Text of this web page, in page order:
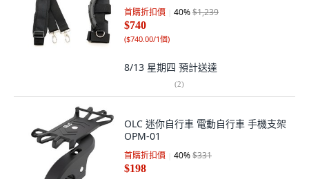
首購折扣價 40%$1,239
$740
($740.00/1個)
8/13 星期四 預計送達
(2)
OLC 迷你自行車 電動自行車 手機支架
OPM-01
首購折扣價 40%$331
$198